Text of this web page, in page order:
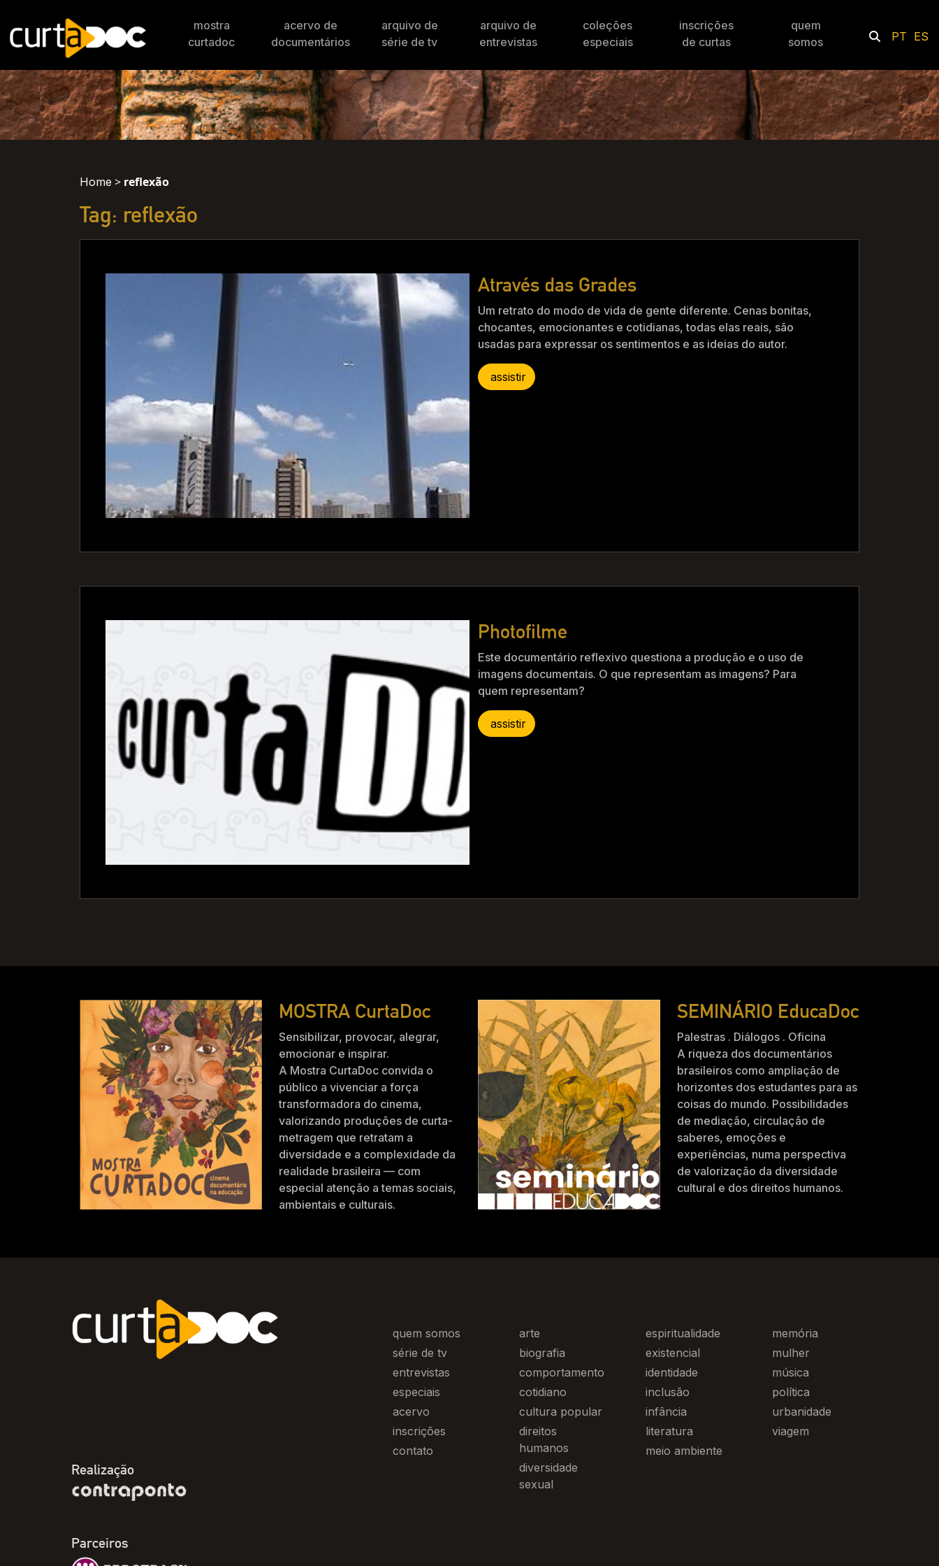
mostra
curtadoc
acervo de
documentários
arquivo de
série de tv
arquivo de
entrevistas
coleções
especiais
inscrições
de curtas
quem
somos
PT ES
Home > reflexão
Tag: reflexão
Através das Grades
Um retrato do modo de vida de gente diferente. Cenas bonitas,
chocantes, emocionantes e cotidianas, todas elas reais, são
usadas para expressar os sentimentos e as ideias do autor.
assistir
Photofilme
Este documentário reflexivo questiona a produção e o uso de
imagens documentais. O que representam as imagens? Para
quem representam?
assistir
MOSTRA CurtaDoc
Sensibilizar, provocar, alegrar,
emocionar e inspirar.
A Mostra CurtaDoc convida o
público a vivenciar a força
transformadora do cinema,
valorizando produções de curta-
metragem que retratam a
diversidade e a complexidade da
realidade brasileira — com
especial atenção a temas sociais,
ambientais e culturais.
SEMINÁRIO EducaDoc
Palestras . Diálogos . Oficina
A riqueza dos documentários
brasileiros como ampliação de
horizontes dos estudantes para as
coisas do mundo. Possibilidades
de mediação, circulação de
saberes, emoções e
experiências, numa perspectiva
de valorização da diversidade
cultural e dos direitos humanos.
Realização
Parceiros
quem somos
série de tv
entrevistas
especiais
acervo
inscrições
contato
arte
biografia
comportamento
cotidiano
cultura popular
direitos
humanos
diversidade
sexual
espiritualidade
existencial
identidade
inclusão
infância
literatura
meio ambiente
memória
mulher
música
política
urbanidade
viagem